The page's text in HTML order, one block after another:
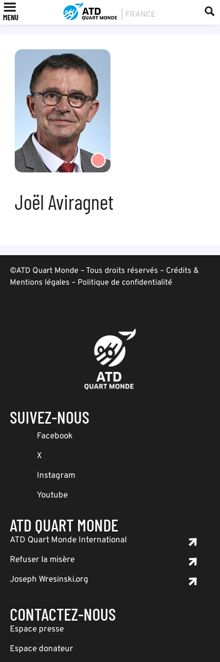
MENU
Joël Aviragnet
©ATD Quart Monde – Tous droits réservés – Crédits &
Mentions légales – Politique de confidentialité
SUIVEZ-NOUS
Facebook
X
Instagram
Youtube
ATD QUART MONDE
ATD Quart Monde International
Refuser la misère
Joseph Wresinski.org
CONTACTEZ-NOUS
Espace presse
Espace donateur